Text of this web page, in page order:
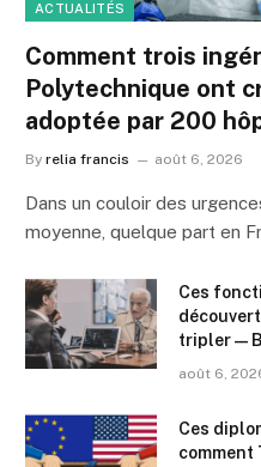
ACTUALITÉS
Comment trois
Polytechnique ont
adoptée par 200
By relia francis août 6, 2026
Dans un couloir des
moyenne, quelque part en
Ces
tripler —
août 6,
Ces
comment